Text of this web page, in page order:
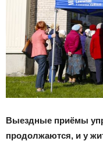
Выездные приёмы
продолжаются, и у